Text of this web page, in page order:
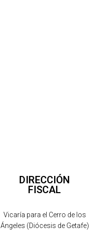
DIRECCIÓN
FISCAL
Vicaría para el Cerro de los
Ángeles (Diócesis de Getafe)